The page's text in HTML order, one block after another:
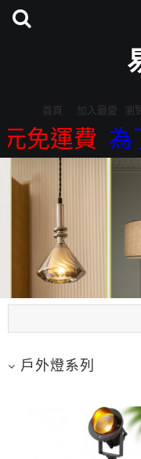
首頁 加入最愛 瀏
費 為了提
戶外燈系列